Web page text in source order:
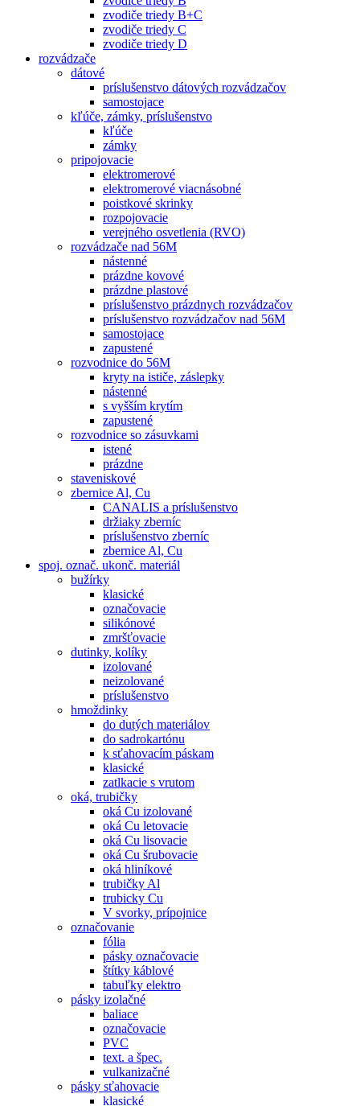
zvodiče triedy B+C
zvodiče triedy C
zvodiče triedy D
rozvádzače
dátové
príslušenstvo dátových rozvádzačov
samostojace
kľúče, zámky, príslušenstvo
kľúče
zámky
pripojovacie
elektromerové
elektromerové viacnásobné
poistkové skrinky
rozpojovacie
verejného osvetlenia (RVO)
rozvádzače nad 56M
nástenné
prázdne kovové
prázdne plastové
príslušenstvo prázdnych rozvádzačov
príslušenstvo rozvádzačov nad 56M
samostojace
zapustené
rozvodnice do 56M
kryty na ističe, záslepky
nástenné
s vyšším krytím
zapustené
rozvodnice so zásuvkami
istené
prázdne
staveniskové
zbernice Al, Cu
CANALIS a príslušenstvo
držiaky zberníc
príslušenstvo zberníc
zbernice Al, Cu
spoj. označ. ukonč. materiál
bužírky
klasické
označovacie
silikónové
zmršťovacie
dutinky, kolíky
izolované
neizolované
príslušenstvo
hmoždinky
do dutých materiálov
do sadrokartónu
k sťahovacím páskam
klasické
zatlkacie s vrutom
oká, trubičky
oká Cu izolované
oká Cu letovacie
oká Cu lisovacie
oká Cu šrubovacie
oká hliníkové
trubičky Al
trubicky Cu
V svorky, prípojnice
označovanie
fólia
pásky označovacie
štítky káblové
tabuľky elektro
pásky izolačné
baliace
označovacie
PVC
text. a špec.
vulkanizačné
pásky sťahovacie
klasické